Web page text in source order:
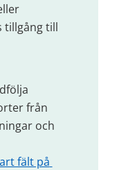
tillgång till
från
och
fält på